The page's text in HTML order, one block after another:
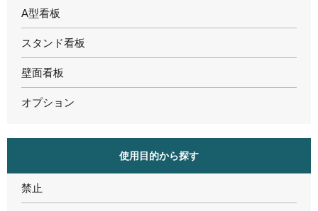
A型看板
スタンド看板
壁面看板
オプション
使用目的から探す
禁止